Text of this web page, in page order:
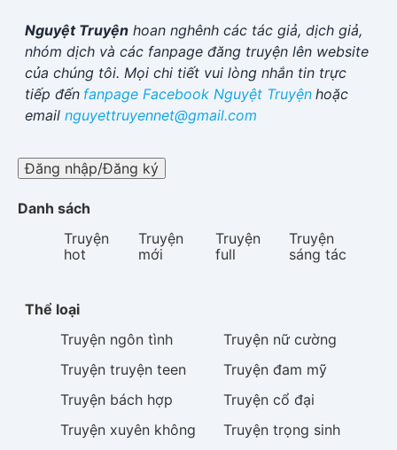
Nguyệt Truyện hoan nghênh các tác giả, dịch giả,
nhóm dịch và các fanpage đăng truyện lên website
của chúng tôi. Mọi chi tiết vui lòng nhắn tin trực
tiếp đến fanpage Facebook Nguyệt Truyện hoặc
email nguyettruyennet@gmail.com
Đăng nhập/Đăng ký
Danh sách
Truyện
hot
Truyện
mới
Truyện
full
Truyện
sáng tác
Thể loại
Truyện ngôn tình Truyện nữ cường
Truyện truyện teen Truyện đam mỹ
Truyện bách hợp Truyện cổ đại
Truyện xuyên không Truyện trọng sinh